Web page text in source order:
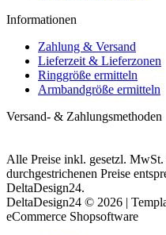
Informationen
Zahlung & Versand
Lieferzeit & Lieferzonen
Ringgröße ermitteln
Armbandgröße ermitteln
Versand- & Zahlungsmethoden
Alle Preise inkl. gesetzl. MwSt.
durchgestrichenen Preise
DeltaDesign24.
DeltaDesign24 © 2026 |
eCommerce Shopsoftware